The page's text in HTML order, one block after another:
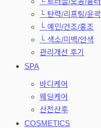
└ 탄력/리프팅/윤곽
└ 예민/건조/홍조
└ 색소/미백/안색
관리개선 후기
SPA
바디케어
웨딩케어
산전산후
COSMETICS